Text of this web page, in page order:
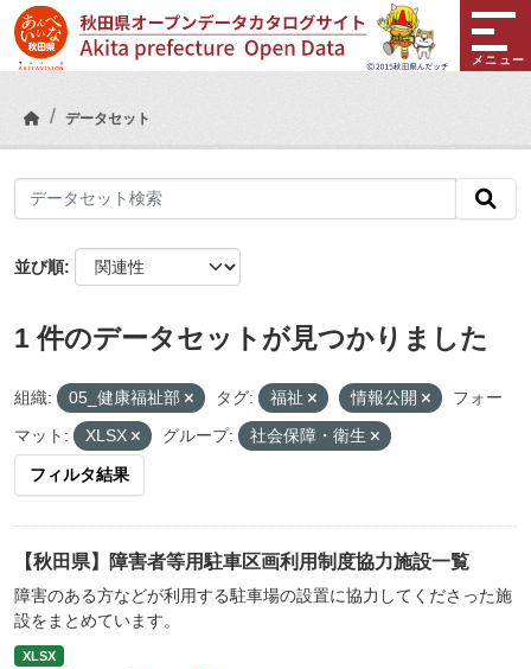
Skip to main content
メニュー
データセット
並び順
1 件のデータセットが見つかりました
組織: 05_健康福祉部 タグ: 福祉 情報公開
フォー
マット:
XLSX グループ: 社会保障・衛生
フィルタ結果
【秋田県】障害者等用駐車区画利用制度協力施設一覧
障害のある方などが利用する駐車場の設置に協力してくださった施
設をまとめています。
XLSX